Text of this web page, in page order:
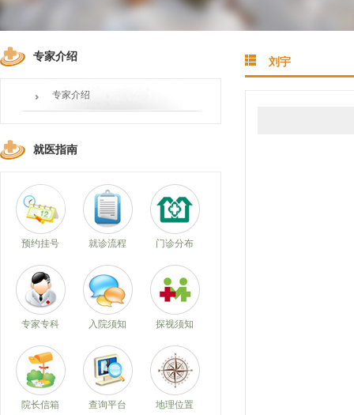
专家介绍
专家介绍
就医指南
预约挂号 就诊流程 门诊分布
专家专科 入院须知 探视须知
院长信箱 查询平台 地理位置
刘宇